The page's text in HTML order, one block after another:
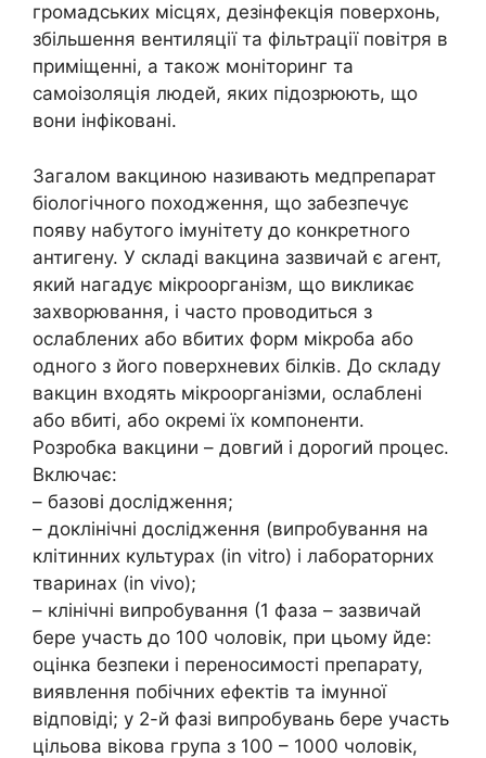
громадських місцях, дезінфекція поверхонь,
збільшення вентиляції та фільтрації повітря в
приміщенні, а також моніторинг та
самоізоляція людей, яких підозрюють, що
вони інфіковані.
Загалом вакциною називають медпрепарат
біологічного походження, що забезпечує
появу набутого імунітету до конкретного
антигену. У складі вакцина зазвичай є агент,
який нагадує мікроорганізм, що викликає
захворювання, і часто проводиться з
ослаблених або вбитих форм мікроба або
одного з його поверхневих білків. До складу
вакцин входять мікроорганізми, ослаблені
або вбиті, або окремі їх компоненти.
Розробка вакцини – довгий і дорогий процес.
Включає:
– базові дослідження;
– доклінічні дослідження (випробування на
клітинних культурах (in vitro) і лабораторних
тваринах (in vivo);
– клінічні випробування (1 фаза – зазвичай
бере участь до 100 чоловік, при цьому йде:
оцінка безпеки і переносимості препарату,
виявлення побічних ефектів та імунної
відповіді; у 2-й фазі випробувань бере участь
цільова вікова група з 100 – 1000 чоловік,